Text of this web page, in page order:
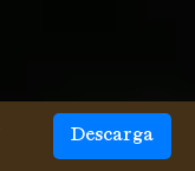
Descarga